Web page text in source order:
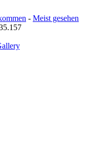
- Meist gesehen